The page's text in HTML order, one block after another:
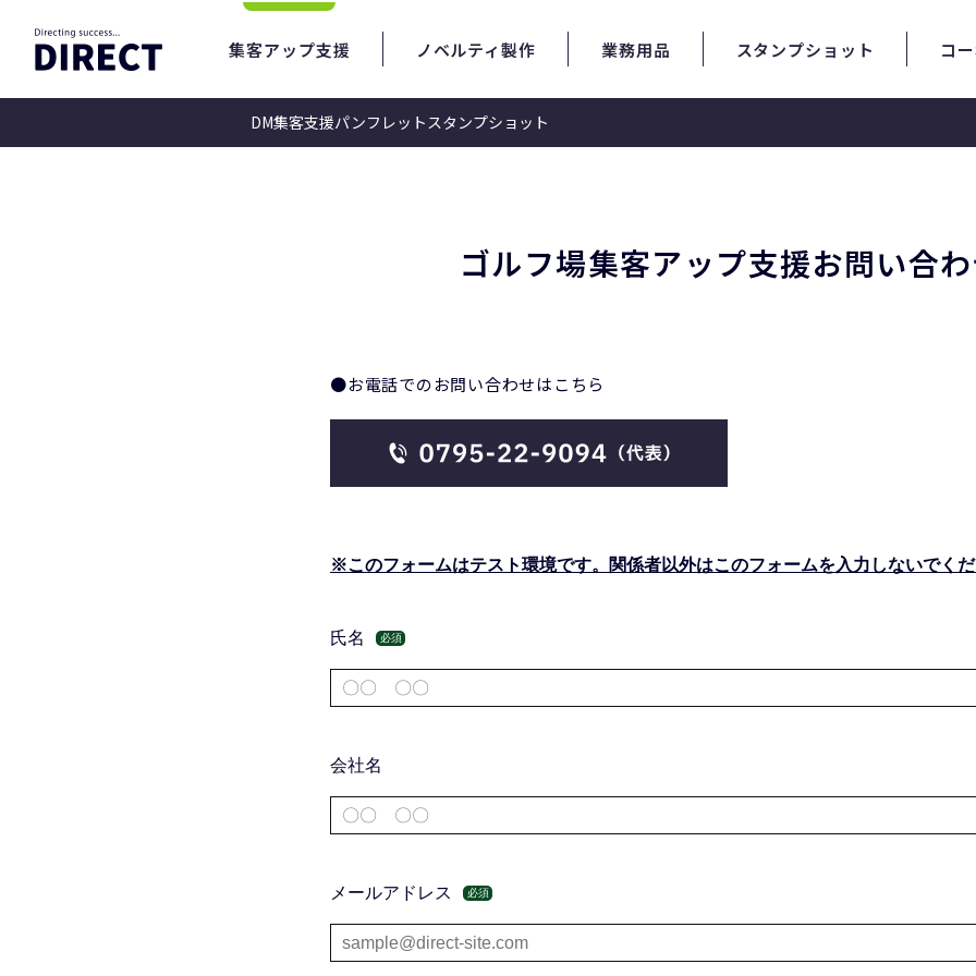
集客アップ支援
DM集客支援パンフレット スタンプショット
ノベルティ製作 業務用品 スタンプショット コ
ゴルフ場集客アップ支援お問い合
●お電話でのお問い合わせはこちら
※このフォームはテスト環境です。関係者以外はこのフォームを入力しないでく
氏名 必須
会社名
メールアドレス 必須